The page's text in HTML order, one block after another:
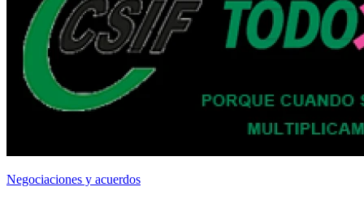
Negociaciones y acuerdos